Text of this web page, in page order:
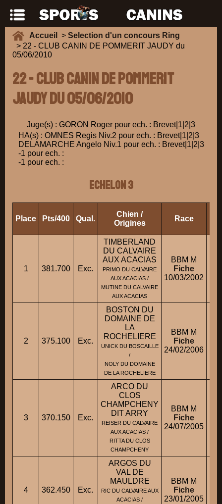
Accueil > Selection d'un concours Ring
> 22 - CLUB CANIN DE POMMERIT JAUDY du
05/06/2010
22 - CLUB CANIN DE POMMERIT
JAUDY du 05/06/2010
Juge(s) : GORON Roger pour ech. : Brevet|1|2|3
HA(s) : OMNES Regis Niv.2 pour ech. : Brevet|1|2|3
DELAMARCHE Angelo Niv.1 pour ech. : Brevet|1|2|3
-1 pour ech. :
-1 pour ech. :
ECHELON 3
Place Pts/400 Qual.
Chien /
Origines
Race
1 381.700 Exc.
TIMBERLAND
DU CALVAIRE
AUX ACACIAS
PRIMO DU CALVAIRE
AUX ACACIAS /
MUTINE DU CALVAIRE
AUX ACACIAS
BBM M
Fiche
10/03/2002
2 375.100 Exc.
BOSTON DU
DOMAINE DE
LA
ROCHELIERE
UNICK DU BOSCAILLE
/
NOLY DU DOMAINE
DE LA ROCHELIERE
BBM M
Fiche
24/02/2006
3 370.150 Exc.
ARCO DU
CLOS
CHAMPCHENY
DIT ARRY
REISER DU CALVAIRE
AUX ACACIAS /
RITTA DU CLOS
CHAMPCHENY
BBM M
Fiche
24/07/2005
4 362.450 Exc.
ARGOS DU
VAL DE
MAULDRE
RIC DU CALVAIRE AUX
ACACIAS /
BBM M
Fiche
23/01/2005